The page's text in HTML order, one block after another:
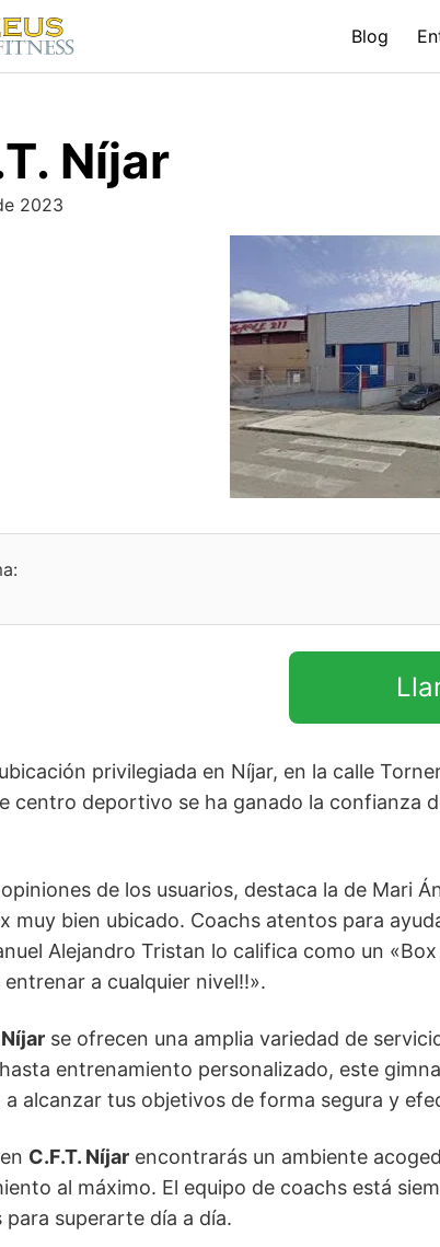
Blog
Níjar
2023
privilegiada en Níjar, en la calle
centro deportivo se ha ganado la confianza
de los usuarios, destaca la de Mari
muy bien ubicado. Coachs atentos para
Alejandro Tristan lo califica como un
a cualquier nivel!!».
Níjar se ofrecen una amplia variedad de
entrenamiento personalizado, este
a alcanzar tus objetivos de forma segura y
C.F.T. Níjar encontrarás un ambiente
al máximo. El equipo de coachs está
para superarte día a día.